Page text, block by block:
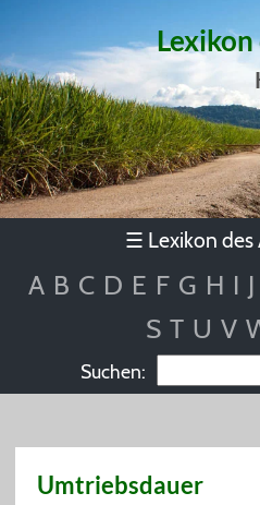
☰ Lexikon des
A B C D E F G H I J
S T U V
Suchen:
Umtriebsdauer